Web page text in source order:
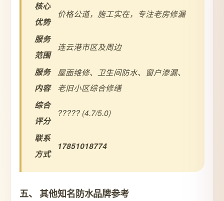
核心
优势
价格公道，施工实在，专注老房修漏
服务
范围
连云港市区及周边
服务
内容
屋面维修、卫生间防水、窗户渗漏、
老旧小区综合修缮
综合
评分
????? (4.7/5.0)
联系
方式
17851018774
五、 其他知名防水品牌参考